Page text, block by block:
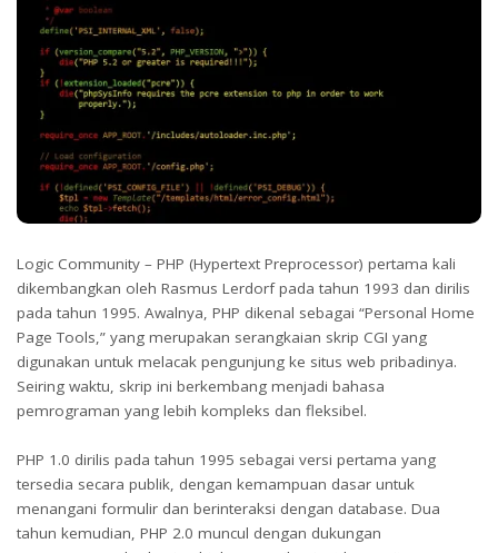
Logic Community – PHP (Hypertext Preprocessor) pertama kali
dikembangkan oleh Rasmus Lerdorf pada tahun 1993 dan dirilis
pada tahun 1995. Awalnya, PHP dikenal sebagai “Personal Home
Page Tools,” yang merupakan serangkaian skrip CGI yang
digunakan untuk melacak pengunjung ke situs web pribadinya.
Seiring waktu, skrip ini berkembang menjadi bahasa
pemrograman yang lebih kompleks dan fleksibel.
PHP 1.0 dirilis pada tahun 1995 sebagai versi pertama yang
tersedia secara publik, dengan kemampuan dasar untuk
menangani formulir dan berinteraksi dengan database. Dua
tahun kemudian, PHP 2.0 muncul dengan dukungan